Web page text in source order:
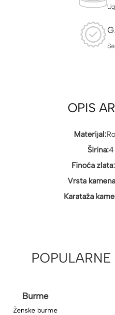
OPIS
Materijal:
Širina:4
Finoća zlata:
Vrsta
Karataža
Burme
Ženske burme